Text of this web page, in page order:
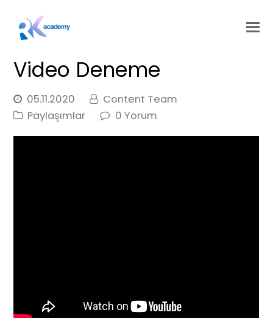
Video Deneme
05.11.2020
Content Team
Paylaşımlar
0 Yorum